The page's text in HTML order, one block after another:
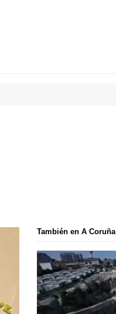
También en A Coruña